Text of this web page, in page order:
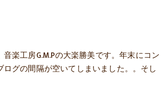
楽工房G.M.Pの大楽勝美です。年末にコン
グの間隔が空いてしまいました。。そし